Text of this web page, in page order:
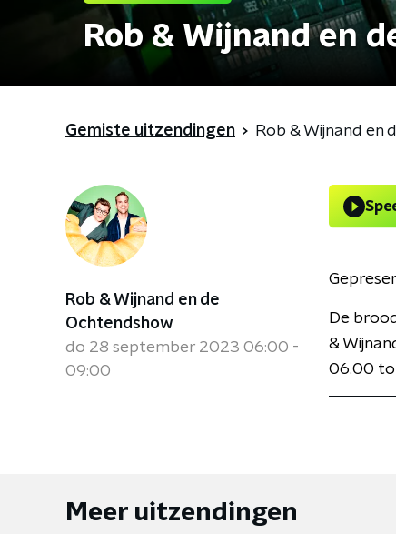
Rob & Wijnand en
Gemiste uitzendingen Rob & Wijnand en
Rob & Wijnand en de
Ochtendshow
do 28 september 2023 06:00 -
09:00
De
&
06.00
Meer uitzendingen